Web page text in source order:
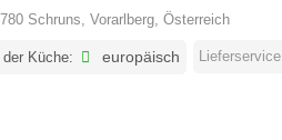
Schruns, Vorarlberg, Österreich
Küche: europäisch Lieferservice